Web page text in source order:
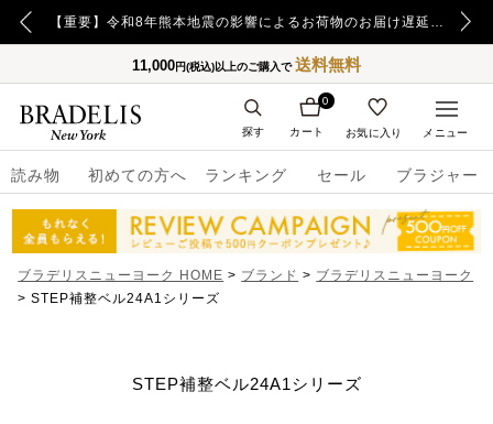
【重要】日本郵便の障害による配送への影響についてのお詫び 【重要】令和8年熊本地震の影響によるお荷物のお届け遅延について
11,000円(税込)以上のご購入で送料無料
読み物 初めての方へ ランキング セール ブラジャー
カート
0
お気に入り
探す メニュー
ブラデリスニューヨーク HOME ブランド
ブラデリスニューヨーク
STEP補整ベル24A1シリーズ
STEP補整ベル24A1シリーズ